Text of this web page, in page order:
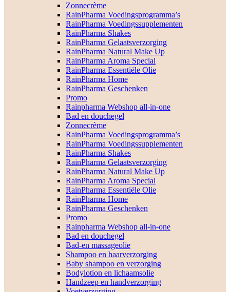
Zonnecrème
RainPharma Voedingsprogramma’s
RainPharma Voedingssupplementen
RainPharma Shakes
RainPharma Gelaatsverzorging
RainPharma Natural Make Up
RainPharma Aroma Special
RainPharma Essentiële Olie
RainPharma Home
RainPharma Geschenken
Promo
Rainpharma Webshop all-in-one
Bad en douchegel
Zonnecrème
RainPharma Voedingsprogramma’s
RainPharma Voedingssupplementen
RainPharma Shakes
RainPharma Gelaatsverzorging
RainPharma Natural Make Up
RainPharma Aroma Special
RainPharma Essentiële Olie
RainPharma Home
RainPharma Geschenken
Promo
Rainpharma Webshop all-in-one
Bad en douchegel
Bad-en massageolie
Shampoo en haarverzorging
Baby shampoo en verzorging
Bodylotion en lichaamsolie
Handzeep en handverzorging